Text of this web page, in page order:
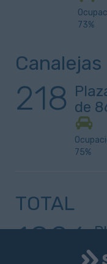
73%
Canalejas
218 de
75%
TOTAL
1026